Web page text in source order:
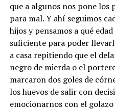
que a algunos nos pone los
para mal. Y ahí seguimos
hijos y pensamos a qué
suficiente para poder
a casa repitiendo que el
negro de mierda o el
marcaron dos goles de
los huevos de salir con
emocionarnos con el